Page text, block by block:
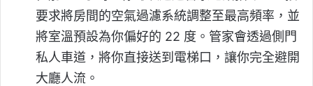
要求將房間的空氣過濾系統調整至最高頻率，並
將室溫預設為你偏好的 22 度。管家會透過側門
私人車道，將你直接送到電梯口，讓你完全避開
大廳人流。